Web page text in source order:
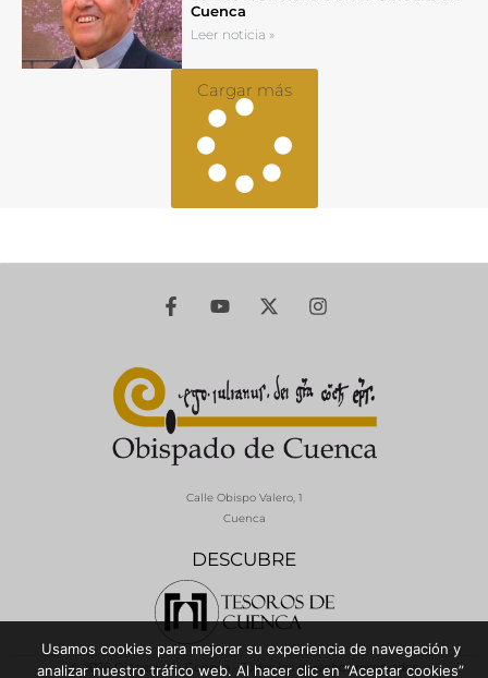
Cuenca
Leer noticia »
Cargar más
DESCUBRE
Calle Obispo Valero, 1
Cuenca
© 2026 Diócesis de Cuenca - Todos los derechos reservados
Usamos cookies para mejorar su experiencia de navegación y
analizar nuestro tráfico web. Al hacer clic en “Aceptar cookies”